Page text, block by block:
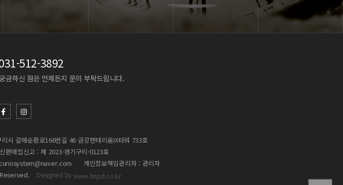
512-3892
금하신 점은 언제든지 문의 부탁드립니다.
시 갈매순환로166번길 46 금강펜테리움IX타워 733호
판매업신고 : 제 2023-경기구리-0123호
개인정보책임관리자 : 관리자
Designed by www.hnpd.co.kr